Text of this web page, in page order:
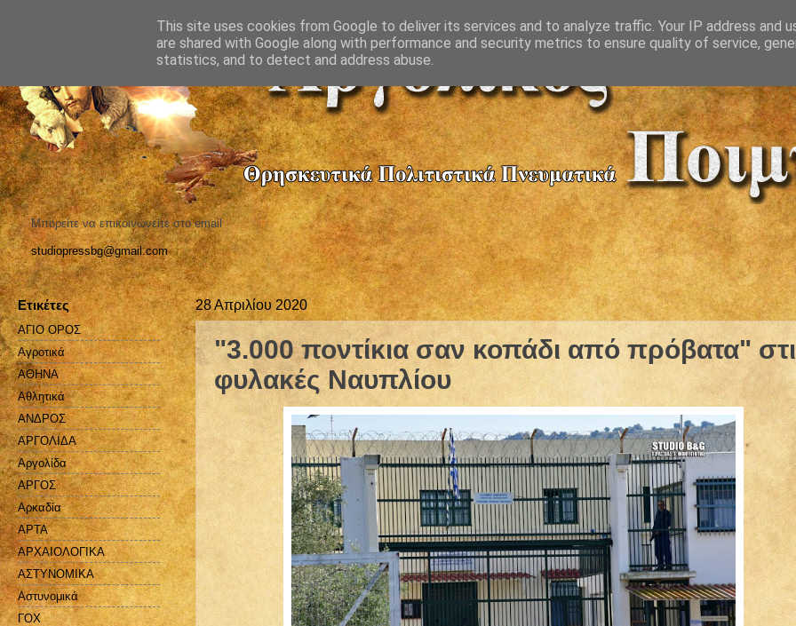
Μπορείτε να επικοινωνείτε στο email
studiopressbg@gmail.com
28 Απριλίου 2020
"3.000 ποντίκια σαν κοπάδι από πρόβατα"
φυλακές Ναυπλίου
Ετικέτες
ΑΓΙΟ ΟΡΟΣ
Αγροτικά
ΑΘΗΝΑ
Αθλητικά
ΑΝΔΡΟΣ
ΑΡΓΟΛΙΔΑ
Αργολίδα
ΑΡΓΟΣ
Αρκαδία
ΑΡΤΑ
ΑΡΧΑΙΟΛΟΓΙΚΑ
ΑΣΤΥΝΟΜΙΚΑ
Αστυνομικά
ΓΟΧ
This site uses cookies from Google to deliver its services and to analyze traffic. Your IP address and
are shared with Google along with performance and security metrics to ensure quality of service,
statistics, and to detect and address abuse.